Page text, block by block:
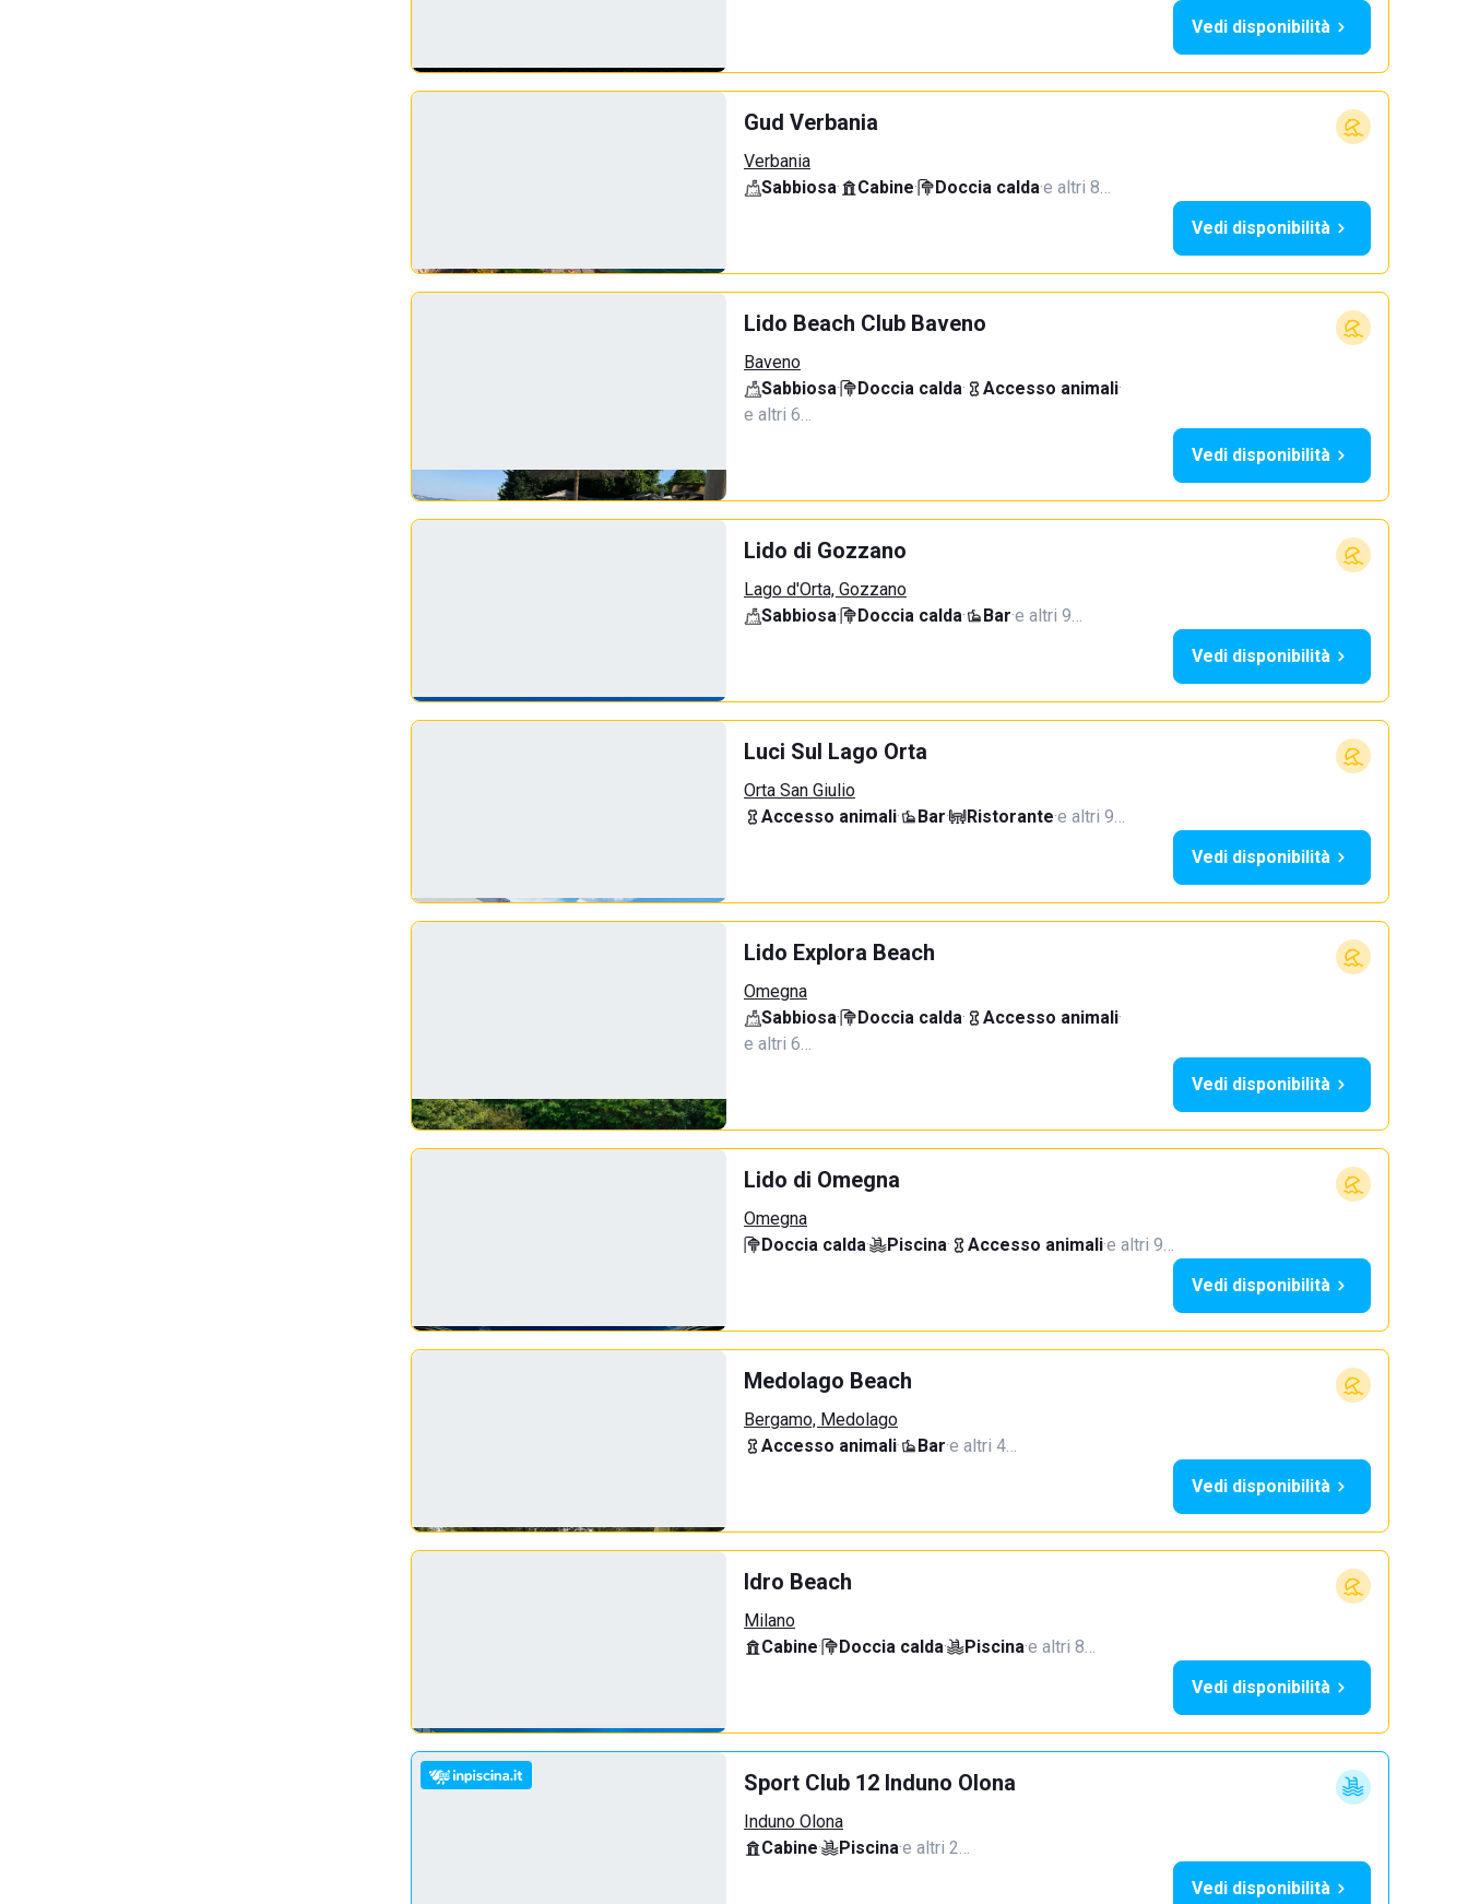
Vedi disponibilità
Gud Verbania
Verbania
Sabbiosa· Cabine· Doccia calda·e altri 8…
Vedi disponibilità
Lido Beach Club Baveno
Baveno
Sabbiosa· Doccia calda· Accesso animali·
e altri 6…
Vedi disponibilità
Lido di Gozzano
Lago d'Orta, Gozzano
Sabbiosa· Doccia calda· Bar·e altri 9…
Vedi disponibilità
Luci Sul Lago Orta
Orta San Giulio
Accesso animali· Bar· Ristorante·e altri 9…
Vedi disponibilità
Lido Explora Beach
Omegna
Sabbiosa· Doccia calda· Accesso animali·
e altri 6…
Vedi disponibilità
Lido di Omegna
Omegna
Doccia calda· Piscina· Accesso animali·e altri 9…
Vedi disponibilità
Medolago Beach
Bergamo, Medolago
Accesso animali· Bar·e altri 4…
Vedi disponibilità
Idro Beach
Milano
Cabine· Doccia calda· Piscina·e altri 8…
Vedi disponibilità
Sport Club 12 Induno Olona
Induno Olona
Cabine· Piscina·e altri 2…
Vedi disponibilità